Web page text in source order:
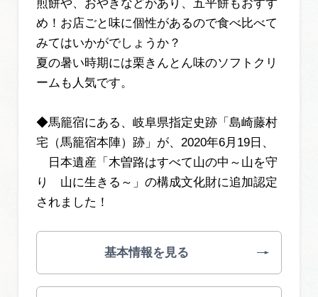
煎餅や、おやきなどがあり、五平餅もおすす
め！お店ごと味に個性があるので食べ比べて
みてはいかがでしょうか？
夏の暑い時期には栗きんとん味のソフトクリ
ームも人気です。
◆馬籠宿にある、岐阜県指定史跡「島崎藤村
宅（馬籠宿本陣）跡」が、2020年6月19日、
日本遺産「木曽路はすべて山の中～山を守
り 山に生きる～」の構成文化財に追加認定
されました！
基本情報を見る